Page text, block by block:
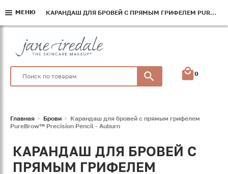
0
Главная Брови
Карандаш для бровей с прямым грифелем
PureBrow™ Precision Pencil - Auburn
КАРАНДАШ ДЛЯ БРОВЕЙ С
ПРЯМЫМ ГРИФЕЛЕМ
МЕНЮ КАРАНДАШ ДЛЯ БРОВЕЙ С ПРЯМЫМ ГРИФЕЛЕМ PUREBROW™ PRECISION PENCIL - AUBURN
МЕНЮ КАРАНДАШ ДЛЯ БРОВЕЙ С ПРЯМЫМ ГРИФЕЛЕМ PUREBROW™ PRECISION PENCIL - AUBURN
МЕНЮ КАРАНДАШ ДЛЯ БРОВЕЙ С ПРЯМЫМ ГРИФЕЛЕМ PUREBROW™ PRECISION PENCIL - AUBURN